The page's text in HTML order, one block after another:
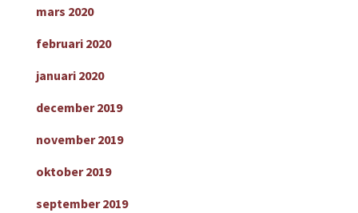
mars 2020
februari 2020
januari 2020
december 2019
november 2019
oktober 2019
september 2019